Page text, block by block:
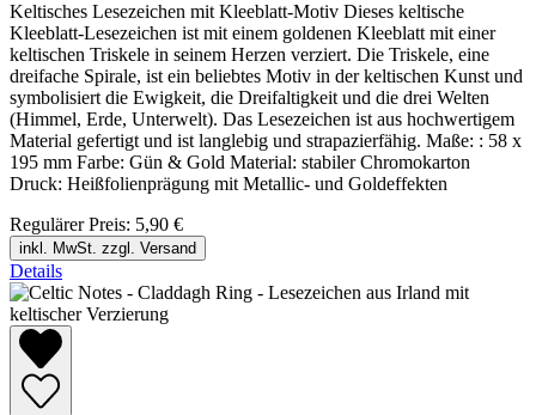
Keltisches Lesezeichen mit Kleeblatt-Motiv Dieses keltische
Kleeblatt-Lesezeichen ist mit einem goldenen Kleeblatt mit einer
keltischen Triskele in seinem Herzen verziert. Die Triskele, eine
dreifache Spirale, ist ein beliebtes Motiv in der keltischen Kunst und
symbolisiert die Ewigkeit, die Dreifaltigkeit und die drei Welten
(Himmel, Erde, Unterwelt). Das Lesezeichen ist aus hochwertigem
Material gefertigt und ist langlebig und strapazierfähig. Maße: : 58 x
195 mm Farbe: Gün & Gold Material: stabiler Chromokarton
Druck: Heißfolienprägung mit Metallic- und Goldeffekten
Regulärer Preis: 5,90 €
inkl. MwSt. zzgl. Versand
Details